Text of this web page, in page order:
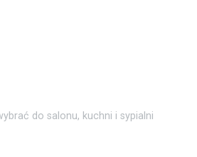
do salonu, kuchni i sypialni